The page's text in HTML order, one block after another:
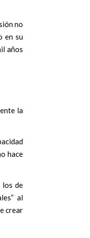
no
en su
años
la
hace
los de
al
crear